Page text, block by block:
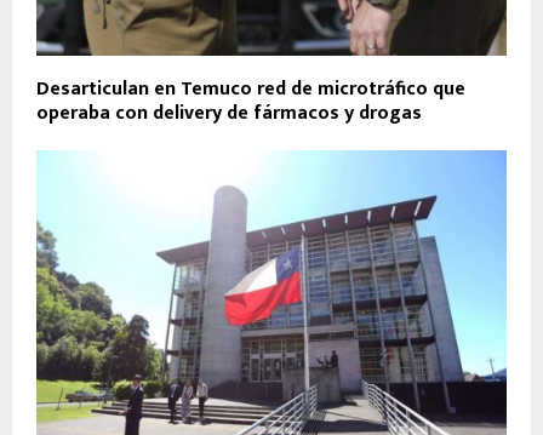
Desarticulan en Temuco red de microtráfico que
operaba con delivery de fármacos y drogas